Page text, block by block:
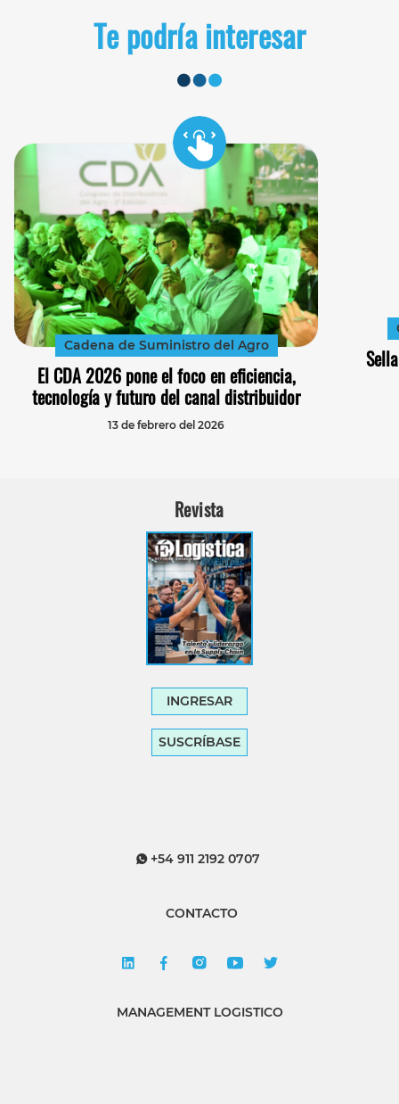
Te podría interesar
Cadena de Suministro del Agro
El CDA 2026 pone el foco en eficiencia,
tecnología y futuro del canal distribuidor
13 de febrero del 2026
Revista
INGRESAR
SUSCRÍBASE
+54 911 2192 0707
CONTACTO
MANAGEMENT LOGISTICO